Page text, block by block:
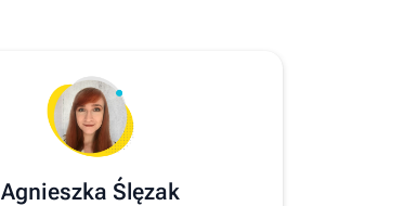
Agnieszka Ślęzak